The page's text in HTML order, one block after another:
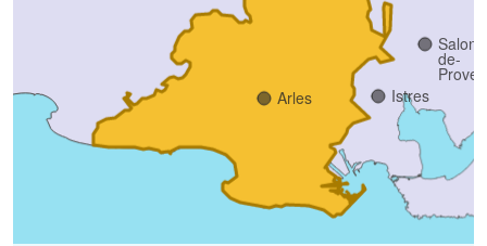
Arles Istres
Salon-
de-